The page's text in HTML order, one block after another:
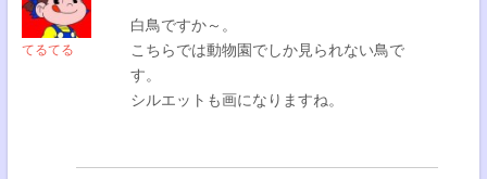
てるてる
白鳥ですか～。
こちらでは動物園でしか見られない鳥で
す。
シルエットも画になりますね。